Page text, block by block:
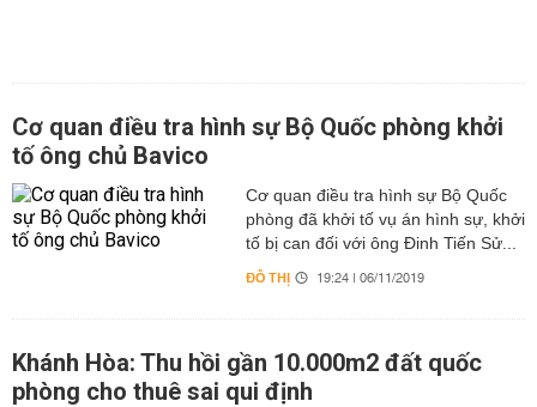
Cơ quan điều tra hình sự Bộ Quốc phòng khởi
tố ông chủ Bavico
Cơ quan điều tra hình sự Bộ Quốc
phòng đã khởi tố vụ án hình sự, khởi
tố bị can đối với ông Đinh Tiến Sử...
ĐÔ THỊ 19:24 | 06/11/2019
Khánh Hòa: Thu hồi gần 10.000m2 đất quốc
phòng cho thuê sai qui định